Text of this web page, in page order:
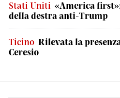
Stati Uniti «America
della destra anti-Trump
Ticino Rilevata la
Ceresio